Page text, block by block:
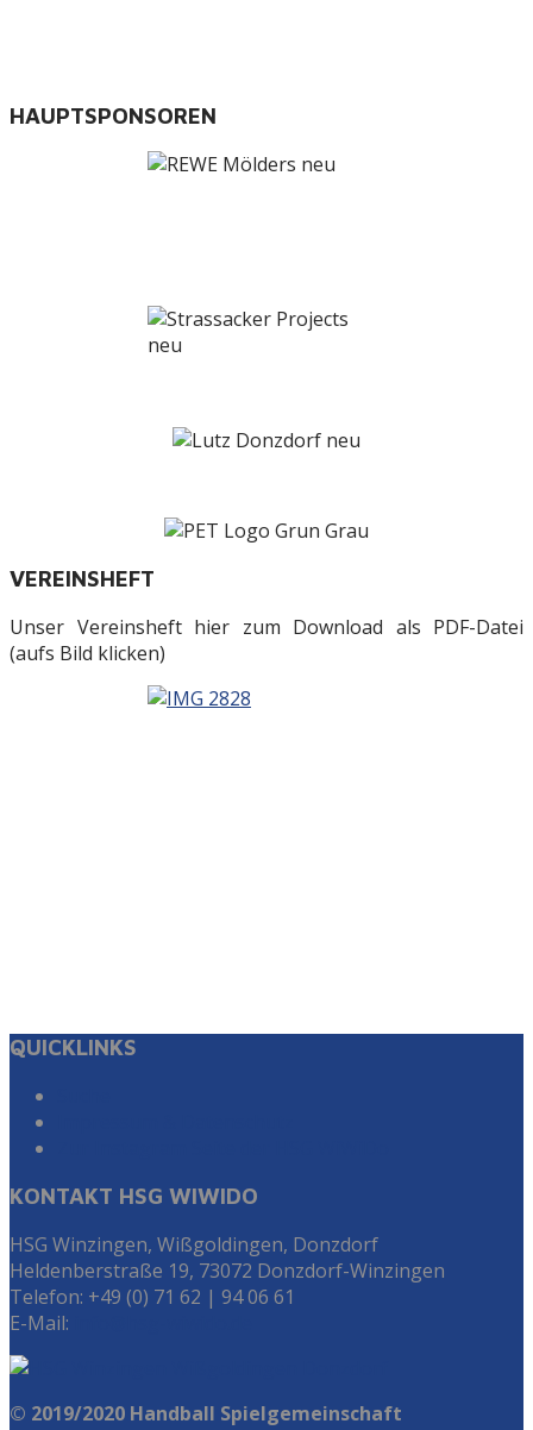
HAUPTSPONSOREN
VEREINSHEFT
Unser Vereinsheft hier zum Download als PDF-Datei
(aufs Bild klicken)
QUICKLINKS
KONTAKT HSG WIWIDO
HSG Winzingen, Wißgoldingen, Donzdorf
Heldenberstraße 19, 73072 Donzdorf-Winzingen
Telefon: +49 (0) 71 62 | 94 06 61
E-Mail:
© 2019/2020 Handball Spielgemeinschaft